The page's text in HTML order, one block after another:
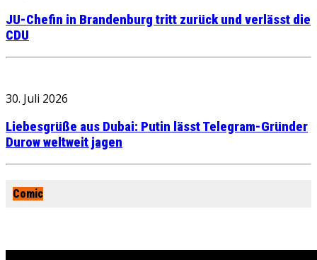
JU-Chefin in Brandenburg tritt zurück und verlässt die
CDU
30. Juli 2026
Liebesgrüße aus Dubai: Putin lässt Telegram-Gründer
Durow weltweit jagen
Comic